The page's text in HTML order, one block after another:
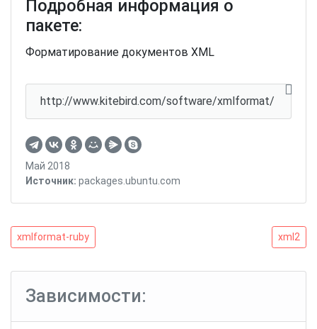
Подробная информация о
пакете:
Форматирование документов XML
http://www.kitebird.com/software/xmlformat/
Май 2018
Источник: packages.ubuntu.com
Навигация
записям
xmlformat-
ruby
xmlformat-ruby xml2
xml2
Зависимости: